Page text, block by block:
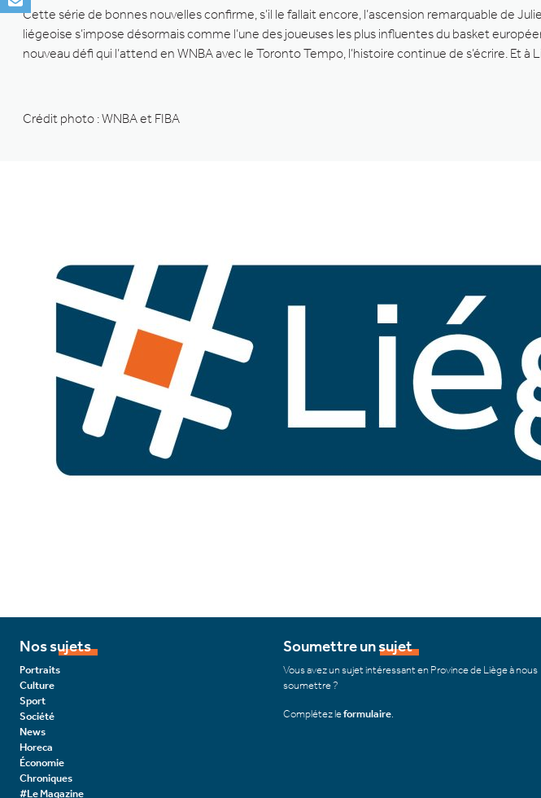
Cette série de bonnes nouvelles confirme, s’il le fallait encore, l’ascension remarquable de
liégeoise s’impose désormais comme l’une des joueuses les plus influentes du basket
nouveau défi qui l’attend en WNBA avec le Toronto Tempo, l’histoire continue de s’écrire. Et
Crédit photo : WNBA et FIBA
Nos sujets
Portraits
Culture
Sport
Société
News
Horeca
Économie
Chroniques
#Le Magazine
Soumettre un sujet
Vous avez un sujet intéressant en Province de Liège à nous
soumettre ?
Complétez leformulaire